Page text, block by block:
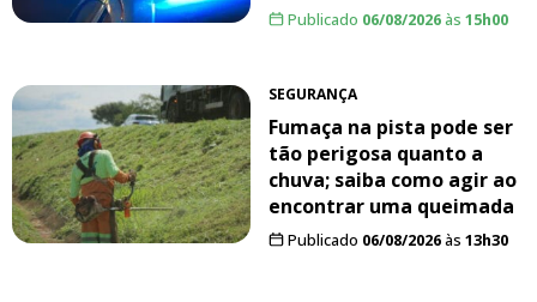
Publicado 06/08/2026às 15h00
SEGURANÇA
Fumaça na pista pode ser
tão perigosa quanto a
chuva; saiba como agir ao
encontrar uma queimada
Publicado 06/08/2026às 13h30